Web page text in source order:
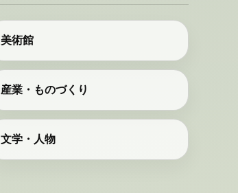
美術館
産業・ものづくり
文学・人物